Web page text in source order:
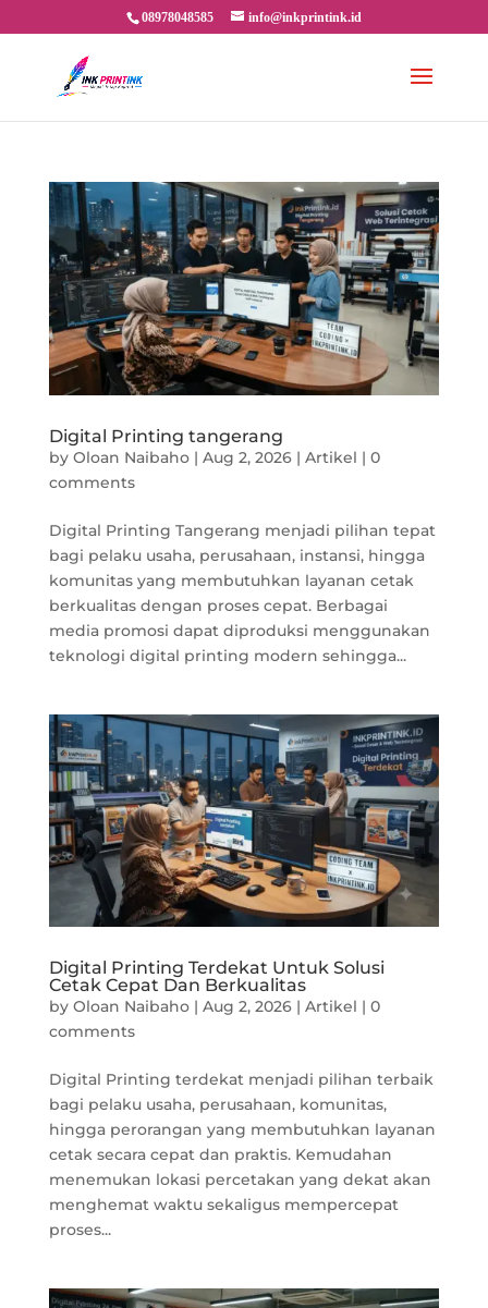
08978048585 info@inkprintink.id
Digital Printing tangerang
by Oloan Naibaho| Aug 2, 2026| Artikel | 0
comments
Digital Printing Tangerang menjadi pilihan tepat
bagi pelaku usaha, perusahaan, instansi, hingga
komunitas yang membutuhkan layanan cetak
berkualitas dengan proses cepat. Berbagai
media promosi dapat diproduksi menggunakan
teknologi digital printing modern sehingga...
Digital Printing Terdekat Untuk Solusi
Cetak Cepat Dan Berkualitas
by Oloan Naibaho| Aug 2, 2026| Artikel | 0
comments
Digital Printing terdekat menjadi pilihan terbaik
bagi pelaku usaha, perusahaan, komunitas,
hingga perorangan yang membutuhkan layanan
cetak secara cepat dan praktis. Kemudahan
menemukan lokasi percetakan yang dekat akan
menghemat waktu sekaligus mempercepat
proses...